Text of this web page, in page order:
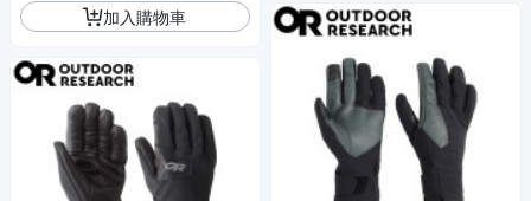
加入購物車